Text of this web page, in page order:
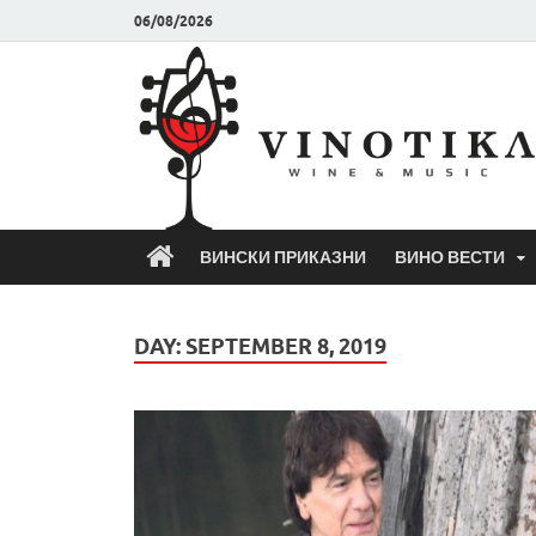
06/08/2026
ВИНСКИ ПРИКАЗНИ ВИНО ВЕСТИ
DAY: SEPTEMBER 8, 2019